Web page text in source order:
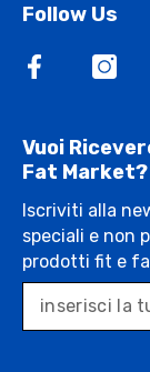
Follow Us
Vuoi
Fat Market?
Iscriviti alla
speciali e non
prodotti fit e